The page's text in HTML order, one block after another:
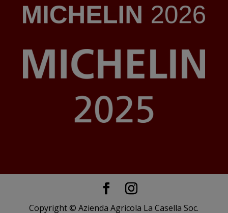
Copyright © Azienda Agricola La Casella Soc.